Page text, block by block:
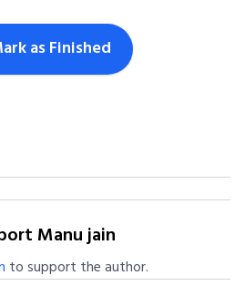
as Finished
Manu jain
to support the author.